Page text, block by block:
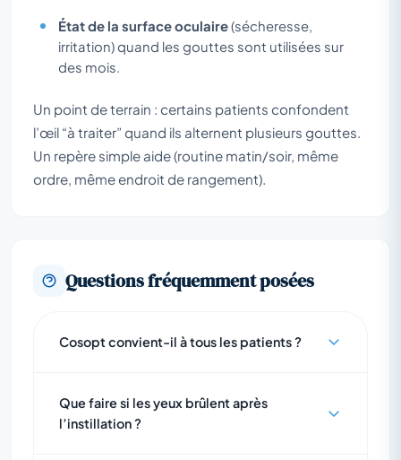
État de la surface oculaire(sécheresse,
irritation) quand les gouttes sont utilisées sur
des mois.
Un point de terrain : certains patients confondent
l’œil “à traiter” quand ils alternent plusieurs gouttes.
Un repère simple aide (routine matin/soir, même
ordre, même endroit de rangement).
Questions fréquemment posées
Cosopt convient-il à tous les patients ?
Que faire si les yeux brûlent après
l’instillation ?